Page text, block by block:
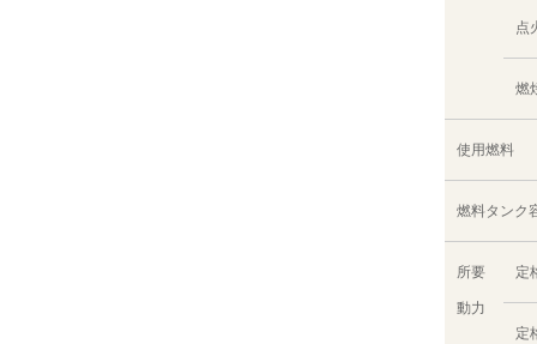
点
燃
使用燃料
燃料タンク
所要
動力
定
定